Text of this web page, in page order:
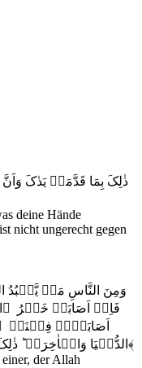
ذٰلِکَ بِمَا قَدَّمَتۡ یَدٰکَ
deine Hände
nicht ungerecht gegen
وَمِنَ النَّاسِ مَنۡ
فَاِنۡ اَصَابَہٗ خَیۡرُ
اَصَابَتۡہُ
الدُّنۡیَا وَالۡاٰخِرَۃَ ؕ ذٰلِکَ ہُوَ الۡخُسۡرَانُ الۡمُبِیۡنُ ﴿۱۲﴾
der Allah